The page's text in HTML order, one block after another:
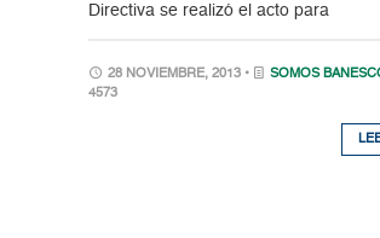
Directiva se realizó el acto para
28 NOVIEMBRE, 2013 • SOMOS
4573